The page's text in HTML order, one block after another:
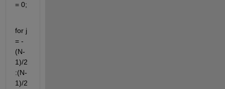
= 0;
for j
= -
(N-
1)/2
:(N-
1)/2